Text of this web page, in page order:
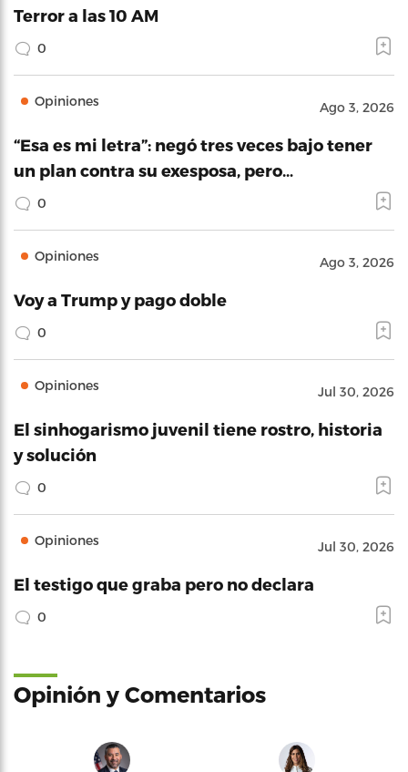
Terror a las 10 AM
0
Opiniones Ago 3, 2026
“Esa es mi letra”: negó tres veces bajo tener
un plan contra su exesposa, pero…
0
Opiniones Ago 3, 2026
Voy a Trump y pago doble
0
Opiniones Jul 30, 2026
El sinhogarismo juvenil tiene rostro, historia
y solución
0
Opiniones Jul 30, 2026
El testigo que graba pero no declara
0
Opinión y Comentarios